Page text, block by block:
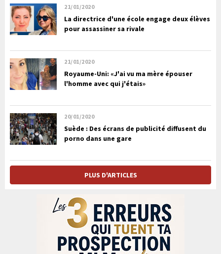
21/01/2020
La directrice d'une école engage deux élèves
pour assassiner sa rivale
21/01/2020
Royaume-Uni: «J'ai vu ma mère épouser
l'homme avec qui j'étais»
20/01/2020
Suède : Des écrans de publicité diffusent du
porno dans une gare
PLUS D'ARTICLES